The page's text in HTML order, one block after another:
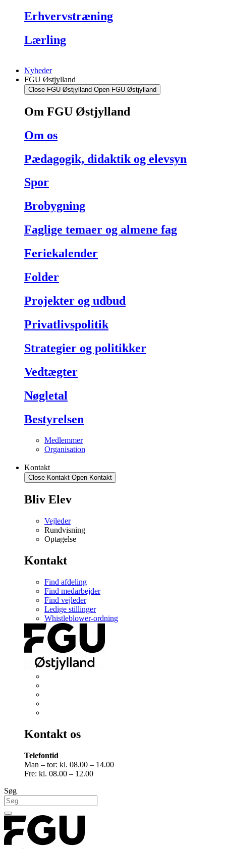
Erhvervstræning
Lærling
Nyheder
FGU Østjylland
Close FGU Østjylland Open FGU Østjylland
Om FGU Østjylland
Om os
Pædagogik, didaktik og elevsyn
Spor
Brobygning
Faglige temaer og almene fag
Feriekalender
Folder
Projekter og udbud
Privatlivspolitik
Strategier og politikker
Vedtægter
Nøgletal
Bestyrelsen
Medlemmer
Organisation
Kontakt
Close Kontakt Open Kontakt
Bliv Elev
Vejleder
Rundvisning
Optagelse
Kontakt
Find afdeling
Find medarbejder
Find vejleder
Ledige stillinger
Whistleblower-ordning
Kontakt os
Telefontid
Man – tor: kl. 08.00 – 14.00
Fre: kl. 08.00 – 12.00
Søg